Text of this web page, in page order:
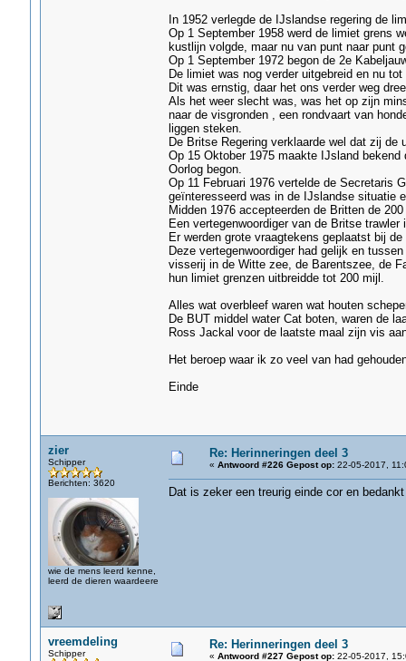
In 1952 verlegde de IJslandse regering de
Op 1 September 1958 werd de limiet grens
kustlijn volgde, maar nu van punt naar punt
Op 1 September 1972 begon de 2e
De limiet was nog verder uitgebreid en nu
Dit was ernstig, daar het ons verder weg
Als het weer slecht was, was het op zijn
naar de visgronden , een rondvaart van
liggen steken.
De Britse Regering verklaarde wel dat zij
Op 15 Oktober 1975 maakte IJsland
Oorlog begon.
Op 11 Februari 1976 vertelde de Secretaris
geïnteresseerd was in de IJslandse situatie
Midden 1976 accepteerden de Britten de
Een vertegenwoordiger van de Britse
Er werden grote vraagtekens geplaatst bij
Deze vertegenwoordiger had gelijk en
visserij in de Witte zee, de Barentszee, de
hun limiet grenzen uitbreidde tot 200 mijl.
Alles wat overbleef waren wat houten
De BUT middel water Cat boten, waren de
Ross Jackal voor de laatste maal zijn vis
Het beroep waar ik zo veel van had
Einde
zier
Schipper
Berichten: 3620
wie de mens leerd kenne,
leerd de dieren waardeere
Re: Herinneringen deel 3
« Antwoord #226 Gepost op:22-05-2017,
Dat is zeker een treurig einde cor en
vreemdeling
Schipper
Re: Herinneringen deel 3
« Antwoord #227 Gepost op:22-05-2017,